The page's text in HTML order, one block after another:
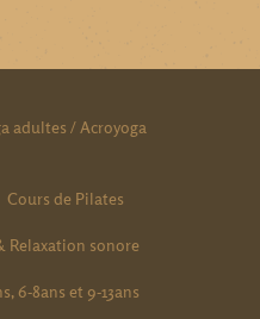
adultes / Acroyoga
Cours de Pilates
Relaxation sonore
6-8ans et 9-13ans